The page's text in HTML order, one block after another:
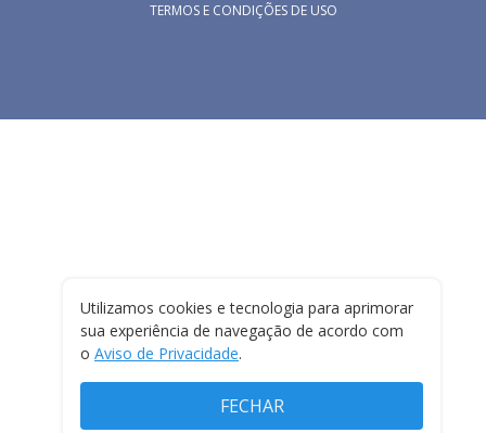
TERMOS E CONDIÇÕES DE USO
Utilizamos cookies e tecnologia para aprimorar
sua experiência de navegação de acordo com
o Aviso de Privacidade.
FECHAR